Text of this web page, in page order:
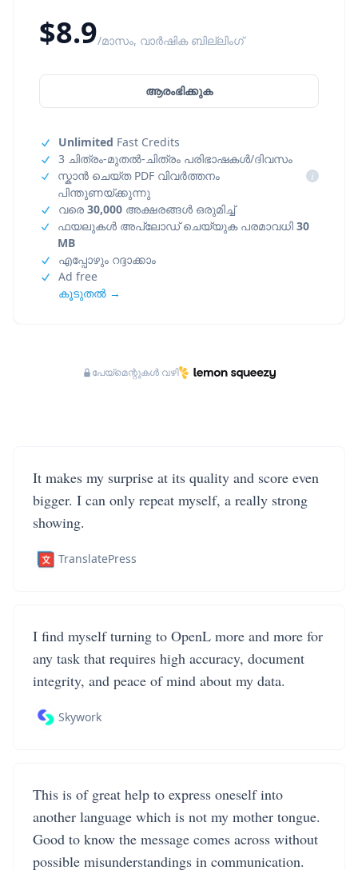
$8.9/മാസം, വാർഷിക ബില്ലിംഗ്
ആരംഭിക്കുക
Unlimited Fast Credits
3 ചിത്രം-മുതൽ-ചിത്രം പരിഭാഷകൾ/ദിവസം
സ്കാൻ ചെയ്ത PDF വിവർത്തനം
പിന്തുണയ്ക്കുന്നു
i
വരെ 30,000 അക്ഷരങ്ങൾ ഒരുമിച്ച്
ഫയലുകൾ അപ്‌ലോഡ് ചെയ്യുക പരമാവധി30
MB
എപ്പോഴും റദ്ദാക്കാം
Ad free
കൂടുതൽ →
പേയ്‌മെന്റുകൾ വഴി
It makes my surprise at its quality and score even
bigger. I can only repeat myself, a really strong
showing.
TranslatePress
I find myself turning to OpenL more and more for
any task that requires high accuracy, document
integrity, and peace of mind about my data.
Skywork
This is of great help to express oneself into
another language which is not my mother tongue.
Good to know the message comes across without
possible misunderstandings in communication.